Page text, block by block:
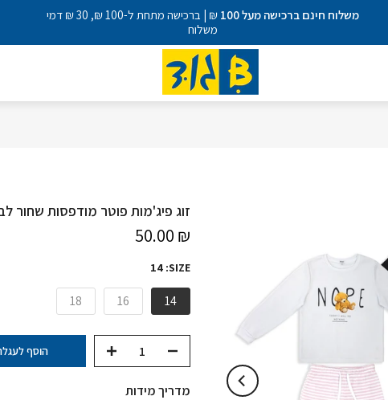
משלוח חינם ברכישה מעל 100
₪ | ברכישה מתחת ל-100 ₪, 30 ₪ דמי
משלוח
זוג פיג'מות פוטר מודפסות שחור
₪ 50.00
SIZE:
14
14
16
18
הוסף
מדריך מידות